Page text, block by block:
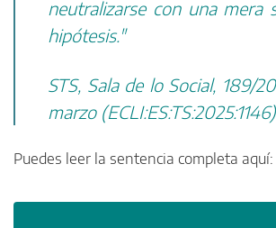
neutralizarse con una mera
hipótesis."
STS, Sala de lo Social, 189/
marzo (ECLI:ES:TS:2025:1146)
Puedes leer la sentencia completa aquí: